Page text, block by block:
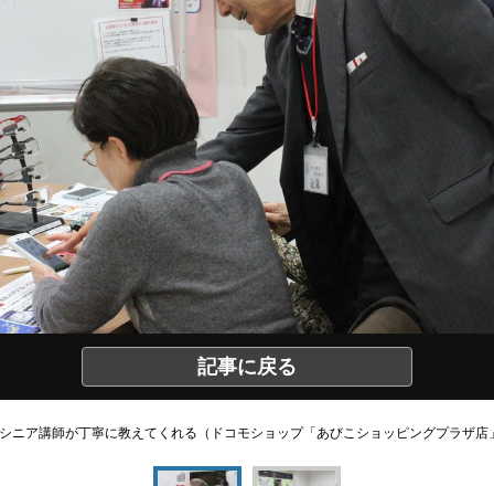
記事に戻る
シニア講師が丁寧に教えてくれる（ドコモショップ「あびこショッピングプラザ店